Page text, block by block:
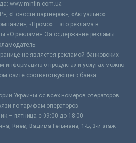
www.minfin.com.ua
«Новости партнёров», «Актуально»,
«Промо» – это реклама в
«О рекламе». За содержание рекламы
не является рекламой банковских
информацию о продуктах и услугах можно
сайте соответствующего банка.
Украины со всех номеров операторов
по тарифам операторов
– пятница с 09:00 до 18:00
Киев, Вадима Гетьмана, 1-Б, 3-й этаж